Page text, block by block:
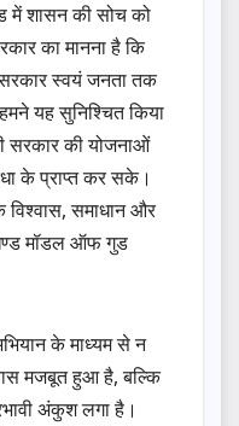
में शासन की सोच को
का मानना है कि
स्वयं जनता तक
यह सुनिश्चित किया
सरकार की योजनाओं
के प्राप्त कर सके।
समाधान और
मॉडल ऑफ गुड
के माध्यम से न
मजबूत हुआ है, बल्कि
अंकुश लगा है।